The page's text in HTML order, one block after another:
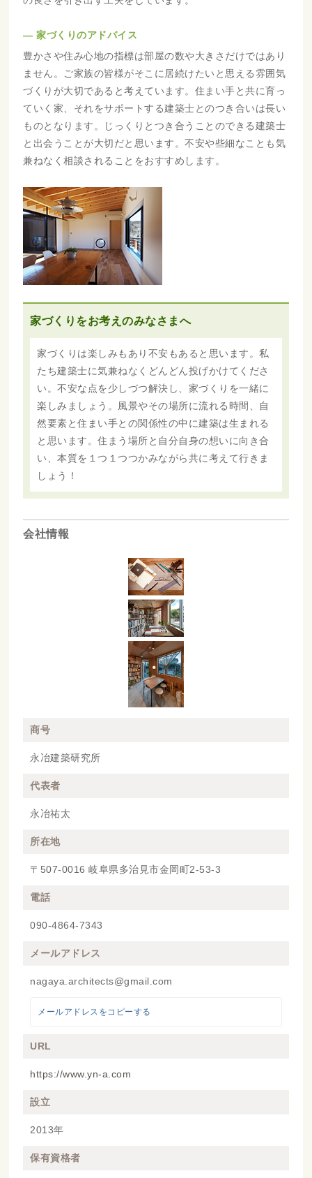
― 家づくりのアドバイス
豊かさや住み心地の指標は部屋の数や大きさだけではあり
ません。ご家族の皆様がそこに居続けたいと思える雰囲気
づくりが大切であると考えています。住まい手と共に育っ
ていく家、それをサポートする建築士とのつき合いは長い
ものとなります。じっくりとつき合うことのできる建築士
と出会うことが大切だと思います。不安や些細なことも気
兼ねなく相談されることをおすすめします。
家づくりをお考えのみなさまへ
家づくりは楽しみもあり不安もあると思います。私
たち建築士に気兼ねなくどんどん投げかけてくださ
い。不安な点を少しづつ解決し、家づくりを一緒に
楽しみましょう。風景やその場所に流れる時間、自
然要素と住まい手との関係性の中に建築は生まれる
と思います。住まう場所と自分自身の想いに向き合
い、本質を１つ１つつかみながら共に考えて行きま
しょう！
会社情報
商号
永冶建築研究所
代表者
永冶祐太
所在地
〒507-0016 岐阜県多治見市金岡町2-53-3
電話
090-4864-7343
メールアドレス
nagaya.architects@gmail.com
メールアドレスをコピーする
URL
https://www.yn-a.com
設立
2013年
保有資格者